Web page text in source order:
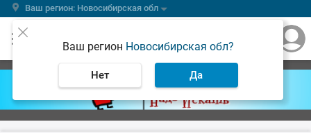
Ваш регион: Новосибирская обл
Ваш регион Новосибирская обл?
Нет Да